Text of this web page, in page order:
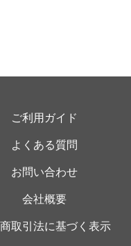
ご利用ガイド
よくある質問
お問い合わせ
会社概要
取引法に基づく表示